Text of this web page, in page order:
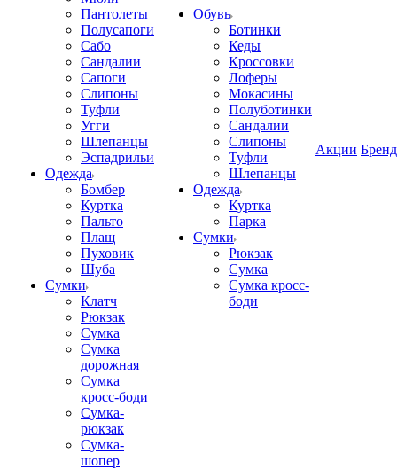
Пантолеты
Полусапоги
Сабо
Сандалии
Сапоги
Слипоны
Туфли
Угги
Шлепанцы
Эспадрильи
Одежда
Бомбер
Куртка
Пальто
Плащ
Пуховик
Шуба
Сумки
Клатч
Рюкзак
Сумка
Сумка
дорожная
Сумка
кросс-боди
Сумка-
рюкзак
Сумка-
шопер
Обувь
Ботинки
Кеды
Кроссовки
Лоферы
Мокасины
Полуботинки
Сандалии
Слипоны
Туфли
Шлепанцы
Одежда
Куртка
Парка
Сумки
Рюкзак
Сумка
Сумка кросс-
боди
Акции